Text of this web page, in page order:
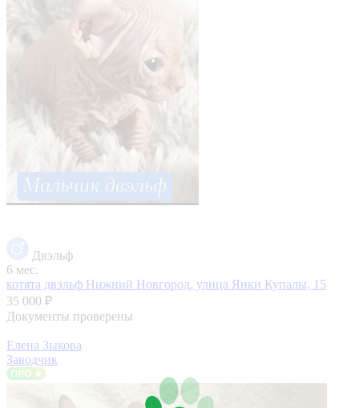
Двэльф
6 мес.
котята двэльф Нижний Новгород, улица Янки Купалы, 15
35 000 ₽
Документы проверены
Елена Зыкова
Заводчик